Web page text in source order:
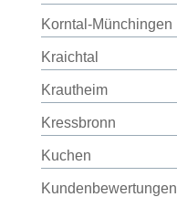
Korntal-Münchingen
Kraichtal
Krautheim
Kressbronn
Kuchen
Kundenbewertungen